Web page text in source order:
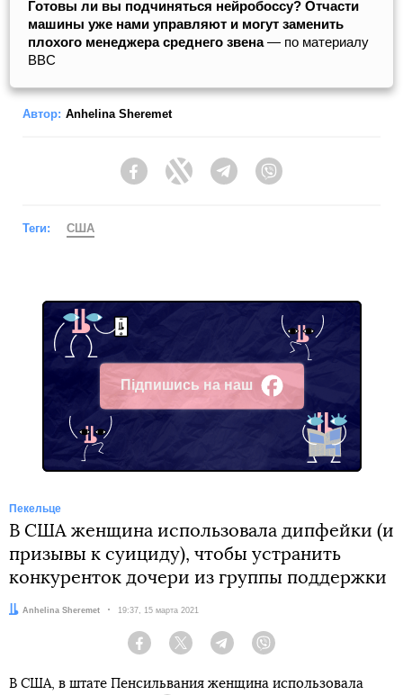
Готовы ли вы подчиняться нейробоссу? Отчасти
машины уже нами управляют и могут заменить
плохого менеджера среднего звена— по материалу
BBC
Автор: Anhelina Sheremet
FacebookTwitter Telegram
Теги: США
Підпишись на наш
Facebook
Пекельце
В США женщина использовала дипфейки (и
призывы к суициду), чтобы устранить
конкуренток дочери из группы поддержки
Автор:
Anhelina Sheremet Дата:
19:37, 15 марта 2021
Facebook Twitter Telegram
В США, в штате Пенсильвания женщина использовала